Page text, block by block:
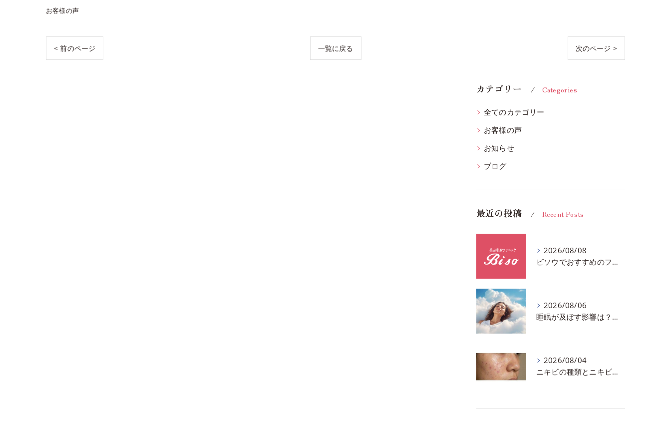
お客様の声
< 前のページ 一覧に戻る 次のページ >
カテゴリー Categories
全てのカテゴリー
お客様の声
お知らせ
ブログ
最近の投稿 Recent Posts
2026/08/08
ビソウでおすすめのフェースビューティーの洗顔♪千葉市中央区フルハンドで体質、姿勢改善！！
2026/08/06
睡眠が及ぼす影響は？千葉市おすすめメニュー全身リンパマッサージで全身スッキリ♪
2026/08/04
ニキビの種類とニキビを作らないスキンケア方法♪千葉市中央区フェイシャルエステサロン